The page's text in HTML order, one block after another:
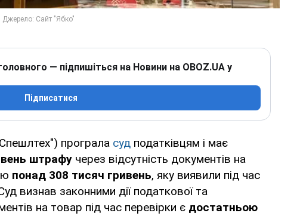
— підпишіться на Новини на OBOZ.UA у
Підписатися
програла суд податківцям і має
штрафу через відсутність документів на
понад 308 тисяч гривень, яку виявили під час
визнав законними дії податкової та
на товар під час перевірки є достатньою